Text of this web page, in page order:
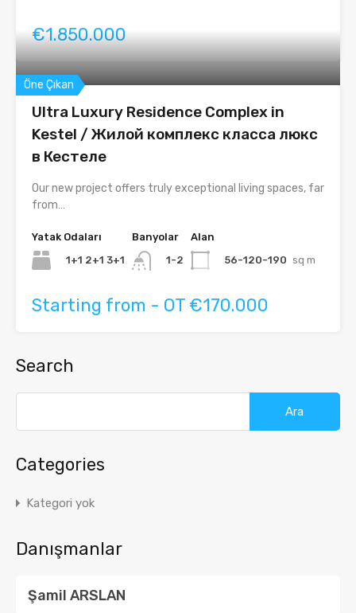
€1.850.000
Öne Çıkan
Ultra Luxury Residence Complex in
Kestel / Жилой комплекс класса люкс
в Кестеле
Our new project offers truly exceptional living spaces, far
from…
Yatak Odaları
1+1 2+1 3+1
Banyolar
1-2
Alan
56-120-190 sq m
Starting from - OT €170.000
Search
Categories
Kategori yok
Danışmanlar
Şamil ARSLAN